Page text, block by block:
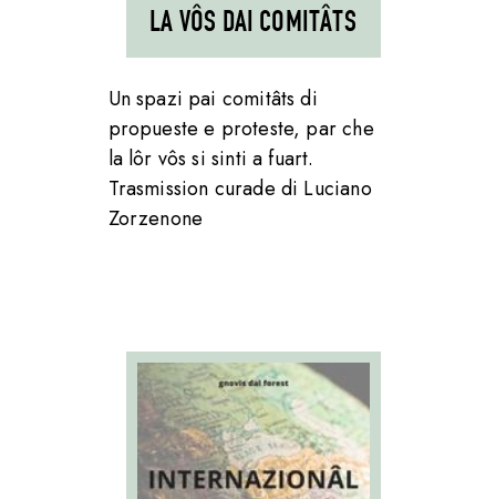
LA VÔS DAI COMITÂTS
Un spazi pai comitâts di
propueste e proteste, par che
la lôr vôs si sinti a fuart.
Trasmission curade di Luciano
Zorzenone